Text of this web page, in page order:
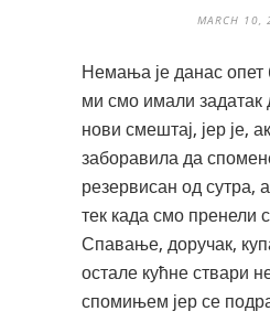
MARCH 10,
Немања је данас
ми смо имали
нови смештај, јер је,
заборавила да
резервисан од сутра,
тек када смо пренели
Спавање, доручак,
остале кућне ствари
спомињем јер се